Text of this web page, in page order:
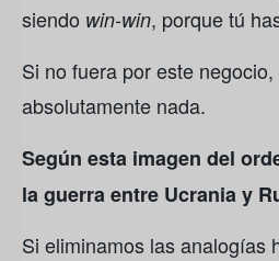
siendo win-win, porque tú
Si no fuera por este
absolutamente nada.
Según esta imagen del
la guerra entre Ucrania y
Si eliminamos las analogías